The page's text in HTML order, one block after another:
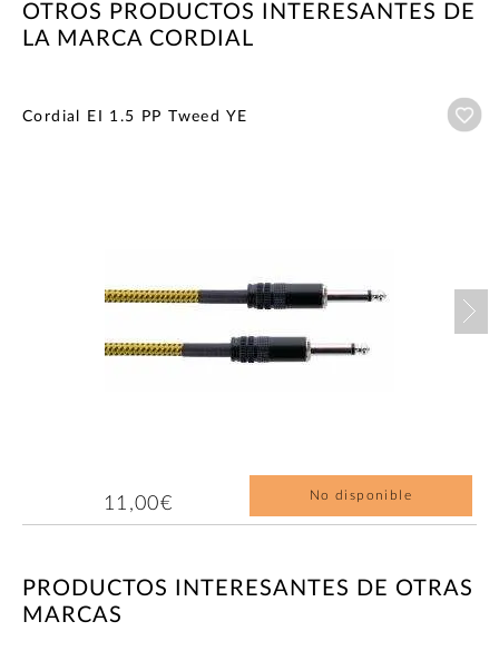
OTROS PRODUCTOS INTERESANTES DE
LA MARCA CORDIAL
Cordial EI 1.5 PP Tweed YE
11,00€ No disponible
PRODUCTOS INTERESANTES DE OTRAS
MARCAS